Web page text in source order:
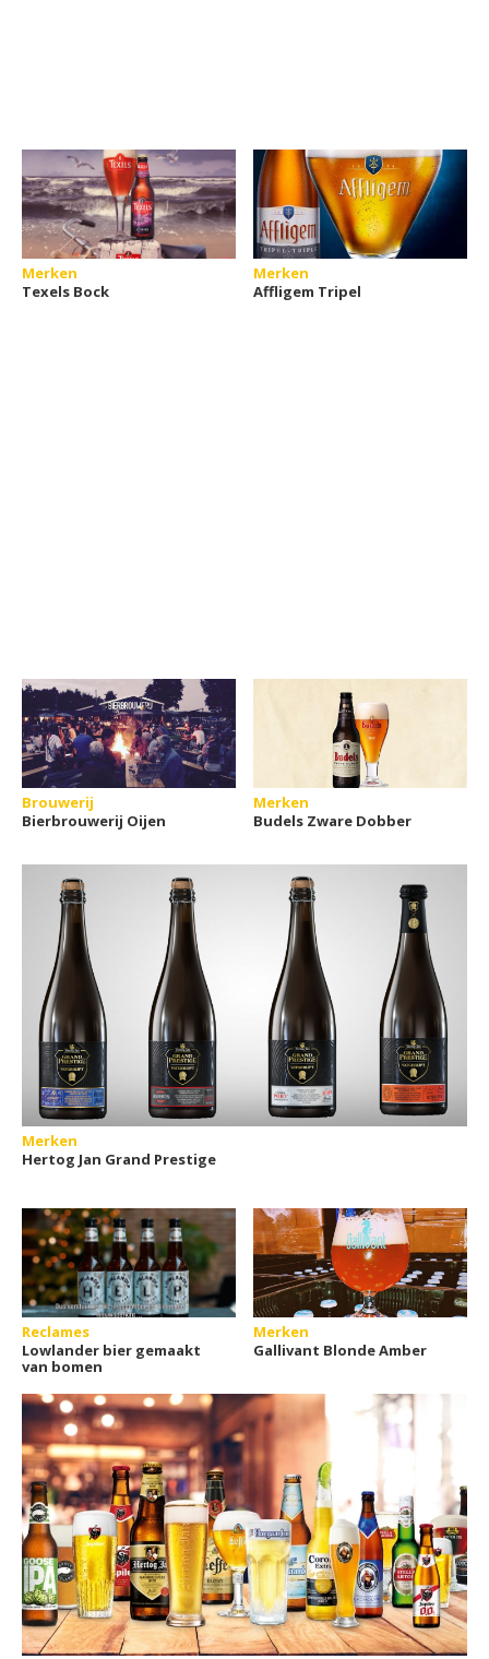
Merken
Texels Bock
Merken
Affligem Tripel
Brouwerij
Bierbrouwerij Oijen
Merken
Budels Zware Dobber
Merken
Hertog Jan Grand Prestige
Reclames
Lowlander bier gemaakt
van bomen
Merken
Gallivant Blonde Amber